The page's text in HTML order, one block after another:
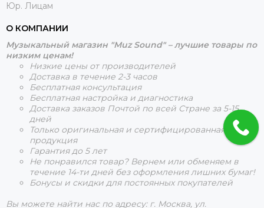
Юр. Лицам
О КОМПАНИИ
Музыкальный магазин "Muz Sound" – лучшие товары по
низким ценам!
Низкие цены от производителей
Доставка в течение 2-3 часов
Бесплатная консультация
Бесплатная настройка и диагностика
Доставка заказов Почтой по всей Стране за 5-15
дней
Только оригинальная и сертифицированная
продукция
Гарантия до 5 лет
Не понравился товар? Вернем или обменяем в
течение 14-ти дней без оформления лишних бумаг!
Бонусы и скидки для постоянных покупателей
Вы можете найти нас по адресу: г. Москва, ул.